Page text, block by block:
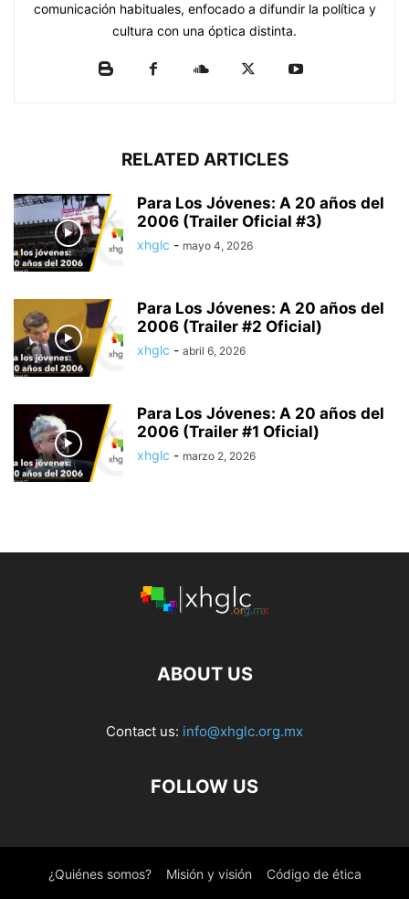
comunicación habituales, enfocado a difundir la política y
cultura con una óptica distinta.
RELATED ARTICLES
Para Los Jóvenes: A 20 años del
2006 (Trailer Oficial #3)
xhglc - mayo 4, 2026
Para Los Jóvenes: A 20 años del
2006 (Trailer #2 Oficial)
xhglc - abril 6, 2026
Para Los Jóvenes: A 20 años del
2006 (Trailer #1 Oficial)
xhglc - marzo 2, 2026
ABOUT US
Contact us: info@xhglc.org.mx
FOLLOW US
¿Quiénes somos? Misión y visión Código de ética